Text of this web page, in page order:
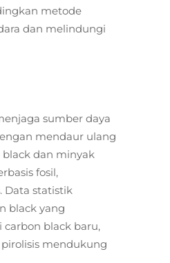
metode
dan melindungi
sumber daya
mendaur ulang
dan minyak
fosil,
Data statistik
black yang
black baru,
mendukung